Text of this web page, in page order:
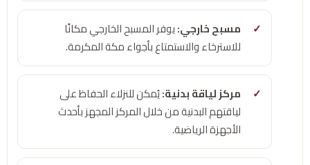
مسبح خارجي:يوفر المسبح الخارجي مكانًا
للاسترخاء والاستمتاع بأجواء مكة المكرمة.
مركز لياقة بدنية:يُمكن للنزلاء الحفاظ على
لياقتهم البدنية من خلال المركز المجهز بأحدث
الأجهزة الرياضية.